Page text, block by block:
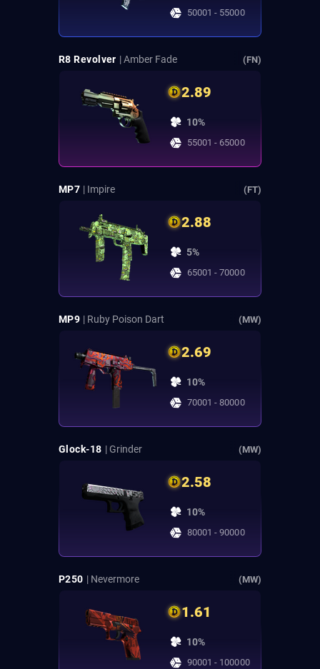
50001 - 55000
R8 Revolver | Amber Fade (FN)
2.89
10%
55001 - 65000
MP7 | Impire (FT)
2.88
5%
65001 - 70000
MP9 | Ruby Poison Dart (MW)
2.69
10%
70001 - 80000
Glock-18 | Grinder (MW)
2.58
10%
80001 - 90000
P250 | Nevermore (MW)
1.61
10%
90001 - 100000